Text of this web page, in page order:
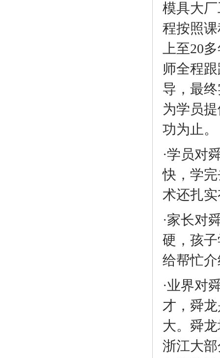
模具大
程按照
上至20
师全程
导，最
为学员
功为止。
·学员对
快，学
术还扎
·家长对
硬，孩
给帮忙
·业界对
才，舜
大。舜
浙江大